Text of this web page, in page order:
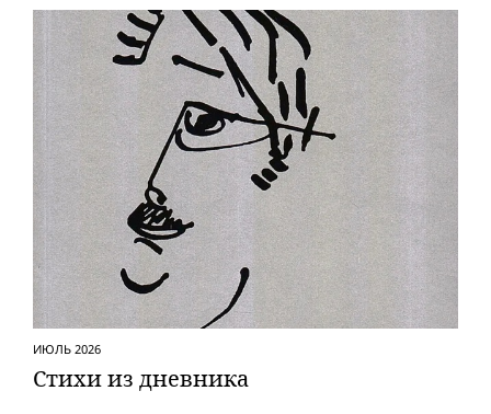
ИЮЛЬ 2026
Стихи из дневника